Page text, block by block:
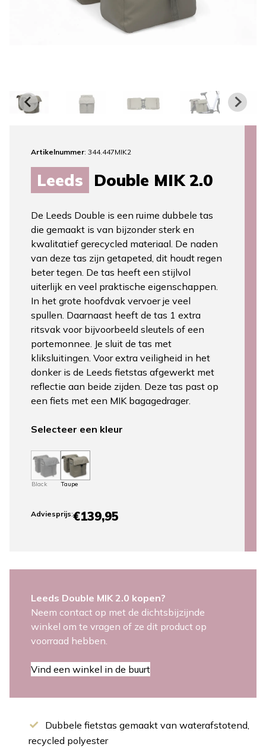
Artikelnummer: 344.447MIK2
Leeds Double MIK 2.0
De Leeds Double is een ruime dubbele tas
die gemaakt is van bijzonder sterk en
kwalitatief gerecycled materiaal. De naden
van deze tas zijn getapeted, dit houdt regen
beter tegen. De tas heeft een stijlvol
uiterlijk en veel praktische eigenschappen.
In het grote hoofdvak vervoer je veel
spullen. Daarnaast heeft de tas 1 extra
ritsvak voor bijvoorbeeld sleutels of een
portemonnee. Je sluit de tas met
kliksluitingen. Voor extra veiligheid in het
donker is de Leeds fietstas afgewerkt met
reflectie aan beide zijden. Deze tas past op
een fiets met een MIK bagagedrager.
Selecteer een kleur
Black Taupe
Adviesprijs:€139,95
Leeds Double MIK 2.0 kopen?
Neem contact op met de dichtsbijzijnde
winkel om te vragen of ze dit product op
voorraad hebben.
Vind een winkel in de buurt
Dubbele fietstas gemaakt van waterafstotend,
recycled polyester